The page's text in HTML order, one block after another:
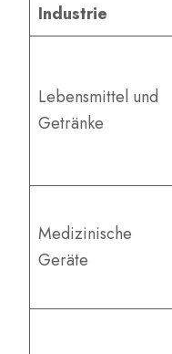
Industrie
Lebensmittel und
Getränke
Medizinische
Geräte